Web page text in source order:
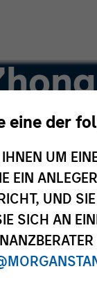
eine der
UM
EIN
UND
SICH AN